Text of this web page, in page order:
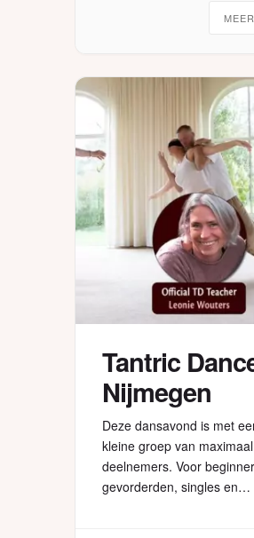
Tantric
Nijmegen
Deze dansavond is met
kleine groep van
deelnemers. Voor
gevorderden, singles en